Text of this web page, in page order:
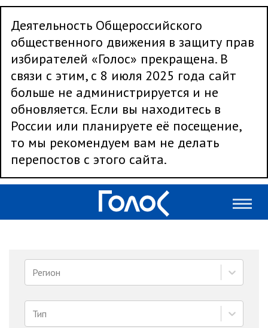
Деятельность Общероссийского
общественного движения в защиту прав
избирателей «Голос» прекращена. В
связи с этим, с 8 июля 2025 года сайт
больше не администрируется и не
обновляется. Если вы находитесь в
России или планируете её посещение,
то мы рекомендуем вам не делать
перепостов с этого сайта.
Регион
Тип